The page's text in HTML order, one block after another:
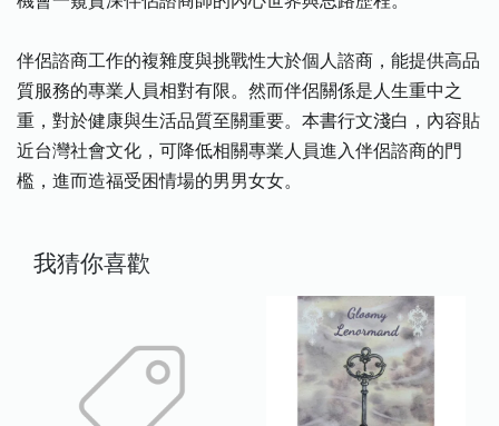
伴侶諮商工作的複雜度與挑戰性大於個人諮商，能提供高品
質服務的專業人員相對有限。然而伴侶關係是人生重中之
重，對於健康與生活品質至關重要。本書行文淺白，內容貼
近台灣社會文化，可降低相關專業人員進入伴侶諮商的門
檻，進而造福受困情場的男男女女。
我猜你喜歡